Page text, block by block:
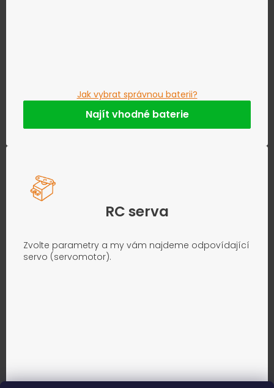
Jak vybrat správnou baterii?
Najít vhodné baterie
RC serva
Zvolte parametry a my vám najdeme odpovídající
servo (servomotor).